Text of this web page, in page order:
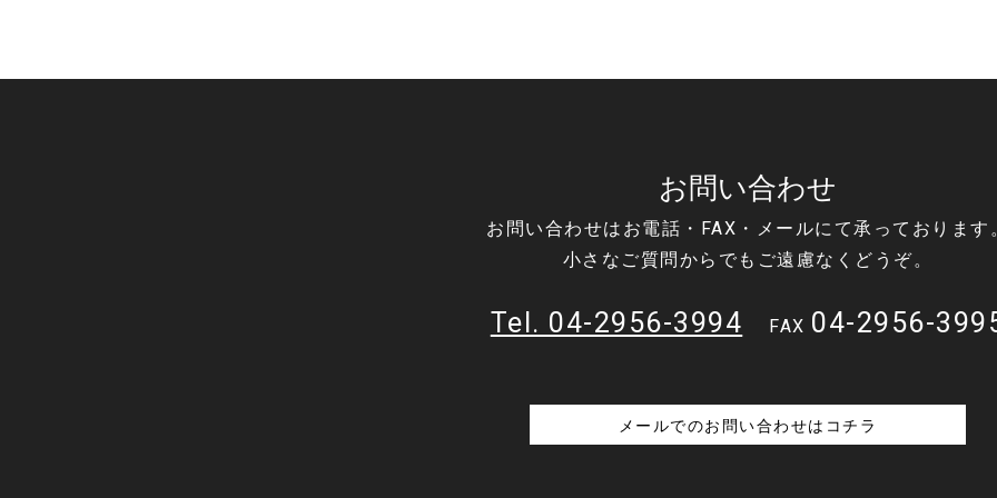
お問い合わせ
お問い合わせはお電話・FAX・メールにて承っております
小さなご質問からでもご遠慮なくどうぞ。
Tel. 04-2956-3994 FAX 04-2956-
メールでのお問い合わせはコチラ